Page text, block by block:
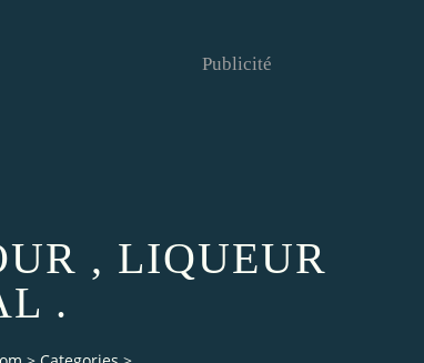
Publicité
, LIQUEUR
.